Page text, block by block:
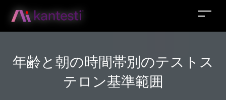
年齢と朝の時間帯別のテストス
テロン基準範囲